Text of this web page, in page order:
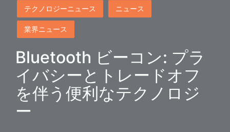
Posted
in
テクノロジーニュース ニュース
業界ニュース
Bluetooth ビーコン: プラ
イバシーとトレードオフ
を伴う便利なテクノロジ
ー